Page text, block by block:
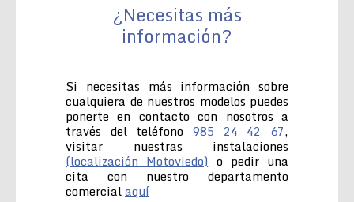
¿Necesitas más
información?
Si necesitas más información sobre
cualquiera de nuestros modelos puedes
ponerte en contacto con nosotros a
través del teléfono 985 24 42 67,
visitar nuestras instalaciones
(localización Motoviedo) o pedir una
cita con nuestro departamento
comercialaquí